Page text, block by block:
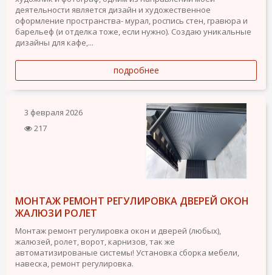
деятельности является дизайн и художественное
оформление пространства- мурал, роспись стен, гравюра и
барельеф (и отделка тоже, если нужно). Создаю уникальные
дизайны для кафе,...
подробнее
3 февраля 2026
217
МОНТАЖ РЕМОНТ РЕГУЛИРОВКА ДВЕРЕЙ ОКОН
ЖАЛЮЗИ РОЛЕТ
Монтаж ремонт регулировка окон и дверей (любых),
жалюзей, ролет, ворот, карнизов, так же
автоматизированые системы! Установка сборка мебели,
навеска, ремонт регулировка.